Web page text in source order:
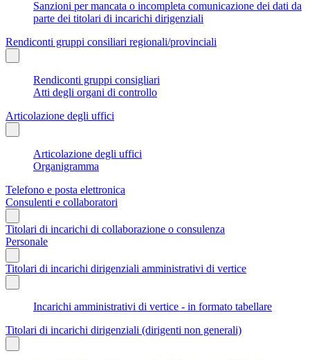
Sanzioni per mancata o incompleta comunicazione dei dati da
parte dei titolari di incarichi dirigenziali
Rendiconti gruppi consiliari regionali/provinciali
Rendiconti gruppi consigliari
Atti degli organi di controllo
Articolazione degli uffici
Articolazione degli uffici
Organigramma
Telefono e posta elettronica
Consulenti e collaboratori
Titolari di incarichi di collaborazione o consulenza
Personale
Titolari di incarichi dirigenziali amministrativi di vertice
Incarichi amministrativi di vertice - in formato tabellare
Titolari di incarichi dirigenziali (dirigenti non generali)